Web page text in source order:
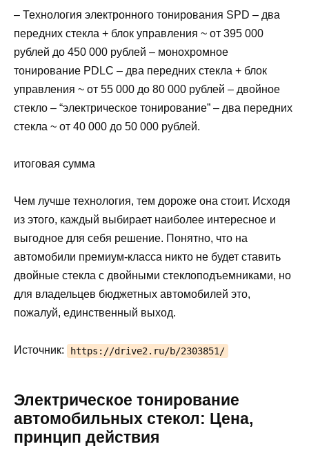
– Технология электронного тонирования SPD – два
передних стекла + блок управления ~ от 395 000
рублей до 450 000 рублей – монохромное
тонирование PDLC – два передних стекла + блок
управления ~ от 55 000 до 80 000 рублей – двойное
стекло – “электрическое тонирование” – два передних
стекла ~ от 40 000 до 50 000 рублей.
итоговая сумма
Чем лучше технология, тем дороже она стоит. Исходя
из этого, каждый выбирает наиболее интересное и
выгодное для себя решение. Понятно, что на
автомобили премиум-класса никто не будет ставить
двойные стекла с двойными стеклоподъемниками, но
для владельцев бюджетных автомобилей это,
пожалуй, единственный выход.
Источник: https://drive2.ru/b/2303851/
Электрическое тонирование
автомобильных стекол: Цена,
принцип действия